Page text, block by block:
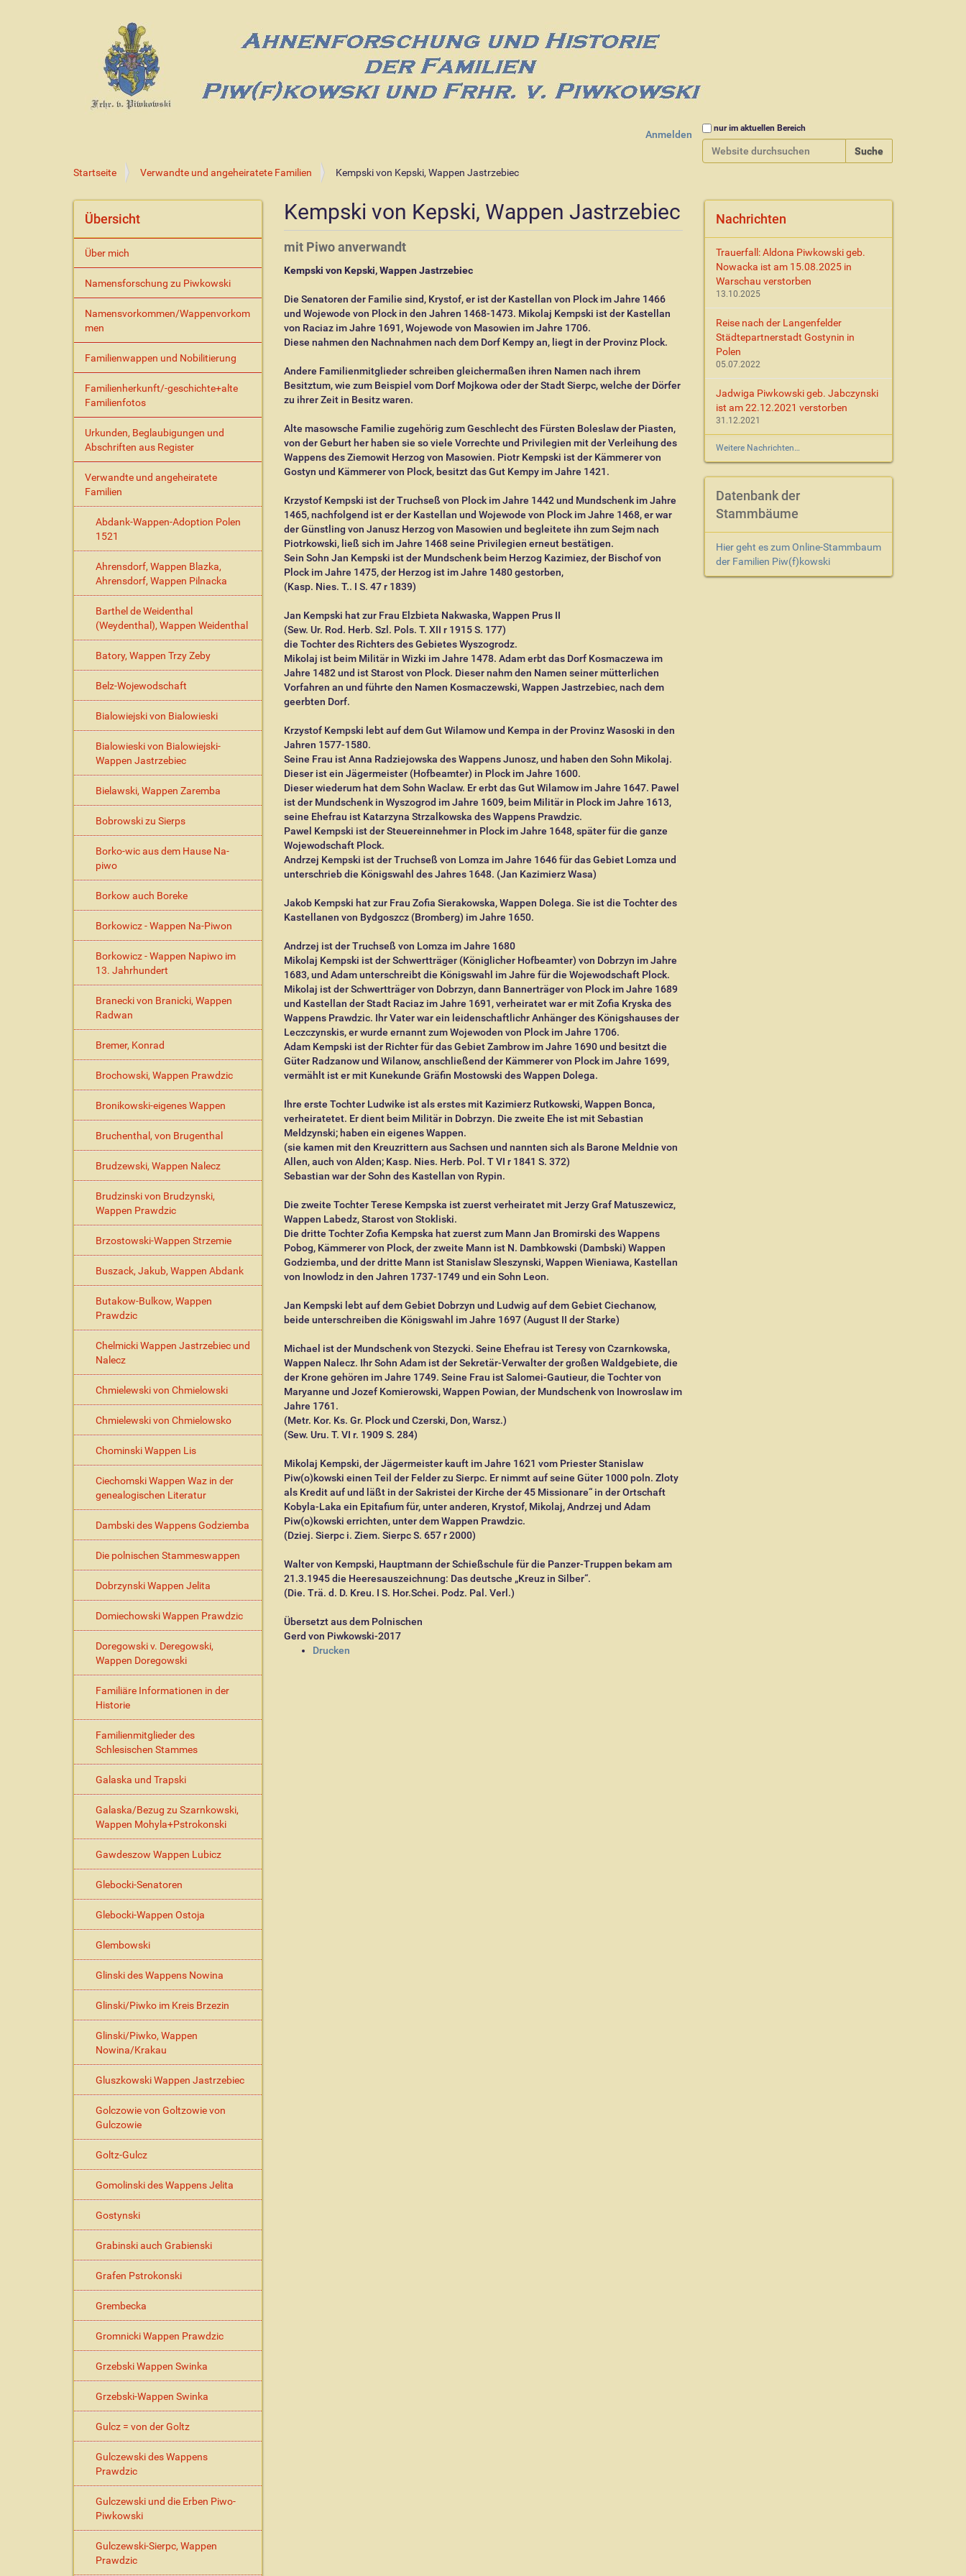
Website durchsuchen
nur im aktuellen Bereich
Anmelden
S
e
h
e
Startseite Verwandte und angeheiratete Familien Kempski von Kepski, Wappen Jastrzebiec
Kempski von Kepski, Wappen Jastrzebiec
mit Piwo anverwandt
Kempski von Kepski, Wappen Jastrzebiec
Die Senatoren der Familie sind, Krystof, er ist der Kastellan von Plock im Jahre 1466
und Wojewode von Plock in den Jahren 1468-1473. Mikolaj Kempski ist der Kastellan
von Raciaz im Jahre 1691, Wojewode von Masowien im Jahre 1706.
Diese nahmen den Nachnahmen nach dem Dorf Kempy an, liegt in der Provinz Plock.
Andere Familienmitglieder schreiben gleichermaßen ihren Namen nach ihrem
Besitztum, wie zum Beispiel vom Dorf Mojkowa oder der Stadt Sierpc, welche der Dörfer
zu ihrer Zeit in Besitz waren.
Alte masowsche Familie zugehörig zum Geschlecht des Fürsten Boleslaw der Piasten,
von der Geburt her haben sie so viele Vorrechte und Privilegien mit der Verleihung des
Wappens des Ziemowit Herzog von Masowien. Piotr Kempski ist der Kämmerer von
Gostyn und Kämmerer von Plock, besitzt das Gut Kempy im Jahre 1421.
Krzystof Kempski ist der Truchseß von Plock im Jahre 1442 und Mundschenk im Jahre
1465, nachfolgend ist er der Kastellan und Wojewode von Plock im Jahre 1468, er war
der Günstling von Janusz Herzog von Masowien und begleitete ihn zum Sejm nach
Piotrkowski, ließ sich im Jahre 1468 seine Privilegien erneut bestätigen.
Sein Sohn Jan Kempski ist der Mundschenk beim Herzog Kazimiez, der Bischof von
Plock im Jahre 1475, der Herzog ist im Jahre 1480 gestorben,
(Kasp. Nies. T.. I S. 47 r 1839)
Jan Kempski hat zur Frau Elzbieta Nakwaska, Wappen Prus II
(Sew. Ur. Rod. Herb. Szl. Pols. T. XII r 1915 S. 177)
die Tochter des Richters des Gebietes Wyszogrodz.
Mikolaj ist beim Militär in Wizki im Jahre 1478. Adam erbt das Dorf Kosmaczewa im
Jahre 1482 und ist Starost von Plock. Dieser nahm den Namen seiner mütterlichen
Vorfahren an und führte den Namen Kosmaczewski, Wappen Jastrzebiec, nach dem
geerbten Dorf.
Krzystof Kempski lebt auf dem Gut Wilamow und Kempa in der Provinz Wasoski in den
Jahren 1577-1580.
Seine Frau ist Anna Radziejowska des Wappens Junosz, und haben den Sohn Mikolaj.
Dieser ist ein Jägermeister (Hofbeamter) in Plock im Jahre 1600.
Dieser wiederum hat dem Sohn Waclaw. Er erbt das Gut Wilamow im Jahre 1647. Pawel
ist der Mundschenk in Wyszogrod im Jahre 1609, beim Militär in Plock im Jahre 1613,
seine Ehefrau ist Katarzyna Strzalkowska des Wappens Prawdzic.
Pawel Kempski ist der Steuereinnehmer in Plock im Jahre 1648, später für die ganze
Wojewodschaft Plock.
Andrzej Kempski ist der Truchseß von Lomza im Jahre 1646 für das Gebiet Lomza und
unterschrieb die Königswahl des Jahres 1648. (Jan Kazimierz Wasa)
Jakob Kempski hat zur Frau Zofia Sierakowska, Wappen Dolega. Sie ist die Tochter des
Kastellanen von Bydgoszcz (Bromberg) im Jahre 1650.
Andrzej ist der Truchseß von Lomza im Jahre 1680
Mikolaj Kempski ist der Schwertträger (Königlicher Hofbeamter) von Dobrzyn im Jahre
1683, und Adam unterschreibt die Königswahl im Jahre für die Wojewodschaft Plock.
Mikolaj ist der Schwertträger von Dobrzyn, dann Bannerträger von Plock im Jahre 1689
und Kastellan der Stadt Raciaz im Jahre 1691, verheiratet war er mit Zofia Kryska des
Wappens Prawdzic. Ihr Vater war ein leidenschaftlichr Anhänger des Königshauses der
Leczczynskis, er wurde ernannt zum Wojewoden von Plock im Jahre 1706.
Adam Kempski ist der Richter für das Gebiet Zambrow im Jahre 1690 und besitzt die
Güter Radzanow und Wilanow, anschließend der Kämmerer von Plock im Jahre 1699,
vermählt ist er mit Kunekunde Gräfin Mostowski des Wappen Dolega.
Ihre erste Tochter Ludwike ist als erstes mit Kazimierz Rutkowski, Wappen Bonca,
verheiratetet. Er dient beim Militär in Dobrzyn. Die zweite Ehe ist mit Sebastian
Meldzynski; haben ein eigenes Wappen.
(sie kamen mit den Kreuzrittern aus Sachsen und nannten sich als Barone Meldnie von
Allen, auch von Alden; Kasp. Nies. Herb. Pol. T VI r 1841 S. 372)
Sebastian war der Sohn des Kastellan von Rypin.
Die zweite Tochter Terese Kempska ist zuerst verheiratet mit Jerzy Graf Matuszewicz,
Wappen Labedz, Starost von Stokliski.
Die dritte Tochter Zofia Kempska hat zuerst zum Mann Jan Bromirski des Wappens
Pobog, Kämmerer von Plock, der zweite Mann ist N. Dambkowski (Dambski) Wappen
Godziemba, und der dritte Mann ist Stanislaw Sleszynski, Wappen Wieniawa, Kastellan
von Inowlodz in den Jahren 1737-1749 und ein Sohn Leon.
Jan Kempski lebt auf dem Gebiet Dobrzyn und Ludwig auf dem Gebiet Ciechanow,
beide unterschreiben die Königswahl im Jahre 1697 (August II der Starke)
Michael ist der Mundschenk von Stezycki. Seine Ehefrau ist Teresy von Czarnkowska,
Wappen Nalecz. Ihr Sohn Adam ist der Sekretär-Verwalter der großen Waldgebiete, die
der Krone gehören im Jahre 1749. Seine Frau ist Salomei-Gautieur, die Tochter von
Maryanne und Jozef Komierowski, Wappen Powian, der Mundschenk von Inowroslaw im
Jahre 1761.
(Metr. Kor. Ks. Gr. Plock und Czerski, Don, Warsz.)
(Sew. Uru. T. VI r. 1909 S. 284)
Mikolaj Kempski, der Jägermeister kauft im Jahre 1621 vom Priester Stanislaw
Piw(o)kowski einen Teil der Felder zu Sierpc. Er nimmt auf seine Güter 1000 poln. Zloty
als Kredit auf und läßt in der Sakristei der Kirche der 45 Missionare“ in der Ortschaft
Kobyla-Laka ein Epitafium für, unter anderen, Krystof, Mikolaj, Andrzej und Adam
Piw(o)kowski errichten, unter dem Wappen Prawdzic.
(Dziej. Sierpc i. Ziem. Sierpc S. 657 r 2000)
Walter von Kempski, Hauptmann der Schießschule für die Panzer-Truppen bekam am
21.3.1945 die Heeresauszeichnung: Das deutsche „Kreuz in Silber“.
(Die. Trä. d. D. Kreu. I S. Hor.Schei. Podz. Pal. Verl.)
Übersetzt aus dem Polnischen
Gerd von Piwkowski-2017
Drucken
Übersicht
Über mich
Namensforschung zu Piwkowski
Namensvorkommen/Wappenvorkom
men
Familienwappen und Nobilitierung
Familienherkunft/-geschichte+alte
Familienfotos
Urkunden, Beglaubigungen und
Abschriften aus Register
Verwandte und angeheiratete
Familien
Abdank-Wappen-Adoption Polen
1521
Ahrensdorf, Wappen Blazka,
Ahrensdorf, Wappen Pilnacka
Barthel de Weidenthal
(Weydenthal), Wappen Weidenthal
Batory, Wappen Trzy Zeby
Belz-Wojewodschaft
Bialowiejski von Bialowieski
Bialowieski von Bialowiejski-
Wappen Jastrzebiec
Bielawski, Wappen Zaremba
Bobrowski zu Sierps
Borko-wic aus dem Hause Na-
piwo
Borkow auch Boreke
Borkowicz - Wappen Na-Piwon
Borkowicz - Wappen Napiwo im
13. Jahrhundert
Branecki von Branicki, Wappen
Radwan
Bremer, Konrad
Brochowski, Wappen Prawdzic
Bronikowski-eigenes Wappen
Bruchenthal, von Brugenthal
Brudzewski, Wappen Nalecz
Brudzinski von Brudzynski,
Wappen Prawdzic
Brzostowski-Wappen Strzemie
Buszack, Jakub, Wappen Abdank
Butakow-Bulkow, Wappen
Prawdzic
Chelmicki Wappen Jastrzebiec und
Nalecz
Chmielewski von Chmielowski
Chmielewski von Chmielowsko
Chominski Wappen Lis
Ciechomski Wappen Waz in der
genealogischen Literatur
Dambski des Wappens Godziemba
Die polnischen Stammeswappen
Dobrzynski Wappen Jelita
Domiechowski Wappen Prawdzic
Doregowski v. Deregowski,
Wappen Doregowski
Familiäre Informationen in der
Historie
Familienmitglieder des
Schlesischen Stammes
Galaska und Trapski
Galaska/Bezug zu Szarnkowski,
Wappen Mohyla+Pstrokonski
Gawdeszow Wappen Lubicz
Glebocki-Senatoren
Glebocki-Wappen Ostoja
Glembowski
Glinski des Wappens Nowina
Glinski/Piwko im Kreis Brzezin
Glinski/Piwko, Wappen
Nowina/Krakau
Gluszkowski Wappen Jastrzebiec
Golczowie von Goltzowie von
Gulczowie
Goltz-Gulcz
Gomolinski des Wappens Jelita
Gostynski
Grabinski auch Grabienski
Grafen Pstrokonski
Grembecka
Gromnicki Wappen Prawdzic
Grzebski Wappen Swinka
Grzebski-Wappen Swinka
Gulcz = von der Goltz
Gulczewski des Wappens
Prawdzic
Gulczewski und die Erben Piwo-
Piwkowski
Gulczewski-Sierpc, Wappen
Prawdzic
Nachrichten
Trauerfall: Aldona Piwkowski geb.
Nowacka ist am 15.08.2025 in
Warschau verstorben
13.10.2025
Reise nach der Langenfelder
Städtepartnerstadt Gostynin in
Polen
05.07.2022
Jadwiga Piwkowski geb. Jabczynski
ist am 22.12.2021 verstorben
31.12.2021
Weitere Nachrichten…
Datenbank der
Stammbäume
Hier geht es zum Online-Stammbaum
der Familien Piw(f)kowski